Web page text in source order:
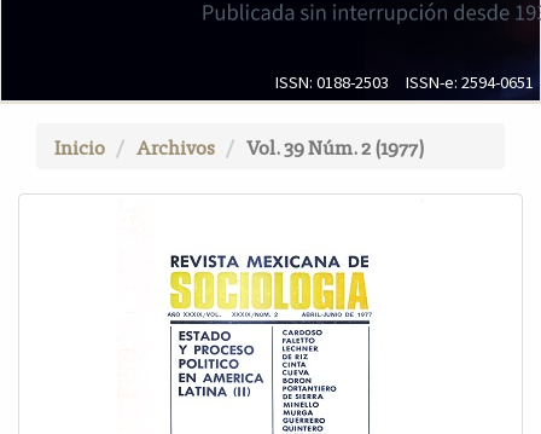
n
c
p
ISSN: 0188-2503 ISSN-e: 2594-0651
Inicio Archivos Vol. 39 Núm. 2 (1977)